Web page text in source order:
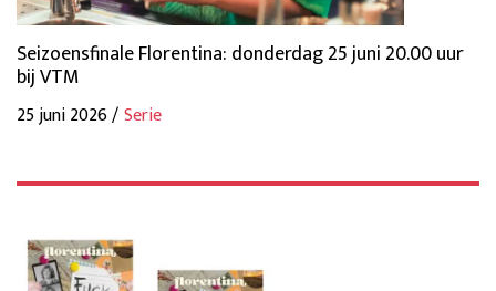
Seizoensfinale Florentina: donderdag 25 juni 20.00 uur
bij VTM
25 juni 2026 /Serie